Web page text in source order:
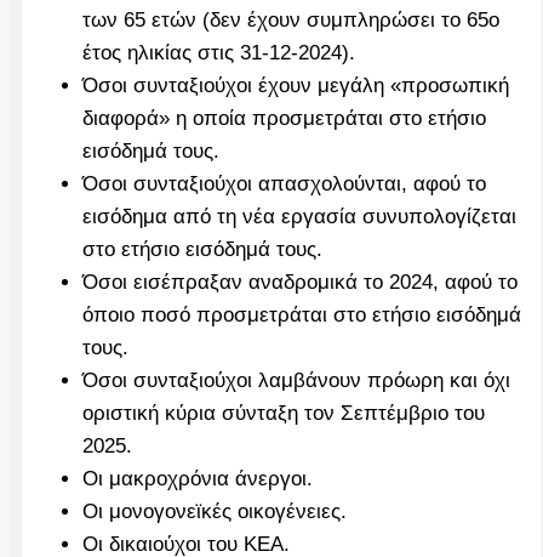
των 65 ετών (δεν έχουν συμπληρώσει το 65ο
έτος ηλικίας στις 31-12-2024).
Όσοι συνταξιούχοι έχουν μεγάλη «προσωπική
διαφορά» η οποία προσμετράται στο ετήσιο
εισόδημά τους.
Όσοι συνταξιούχοι απασχολούνται, αφού το
εισόδημα από τη νέα εργασία συνυπολογίζεται
στο ετήσιο εισόδημά τους.
Όσοι εισέπραξαν αναδρομικά το 2024, αφού το
όποιο ποσό προσμετράται στο ετήσιο εισόδημά
τους.
Όσοι συνταξιούχοι λαμβάνουν πρόωρη και όχι
οριστική κύρια σύνταξη τον Σεπτέμβριο του
2025.
Οι μακροχρόνια άνεργοι.
Οι μονογονεϊκές οικογένειες.
Οι δικαιούχοι του ΚΕΑ.